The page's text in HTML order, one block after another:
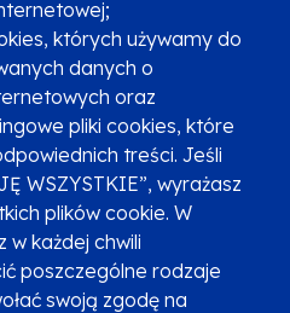
których używamy do
danych o
oraz
pliki cookies, które
treści. Jeśli
WSZYSTKIE”, wyrażasz
plików cookie. W
w każdej chwili
poszczególne rodzaje
swoją zgodę na
z KPP i KPON
SMS-em
Promocja projektu
2014-2020
prywatności
Zgłoś błąd Mapa strony